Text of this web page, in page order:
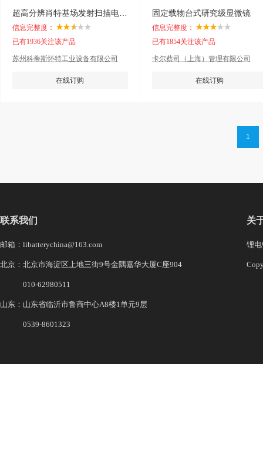
信息完整度：
已有1936关注该产品
苏州科蒂斯怀特工业设备有限公司
在线订购
固定载物台式研究级显微镜
信息完整度：
已有1854关注该产品
卡尔蔡司（上海）管理有限公司
在线订购
1
联系我们
邮箱：libatterychina@163.com
北京：北京市海淀区上地三街9号金隅嘉华大厦C座904
010-62980511
山东：山东省临沂市鲁商中心A8楼1单元9层
0539-8601323
关
锂